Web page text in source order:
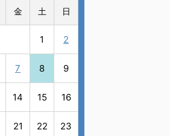
金 土 日
1 2
7 8 9
14 15 16
21 22 23